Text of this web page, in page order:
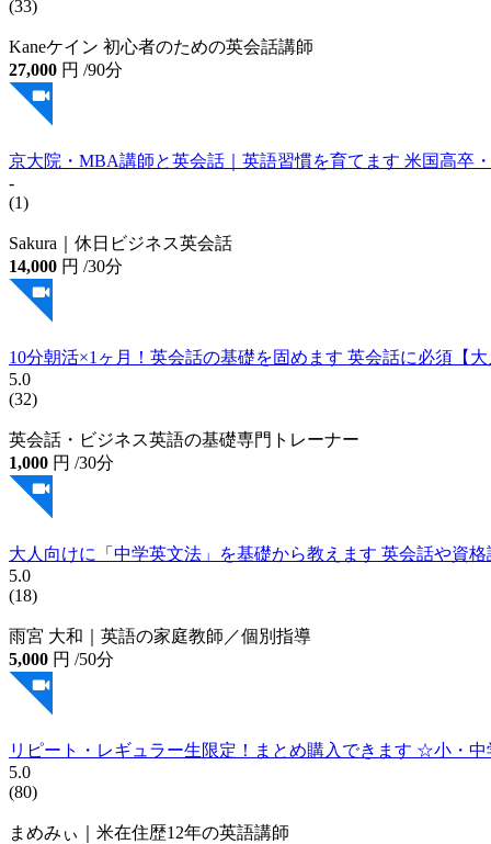
(33)
Kaneケイン 初心者のための英会話講師
27,000 円 /90分
京大院・MBA講師と英会話｜英語習慣を育てます 米国高卒
-
(1)
Sakura｜休日ビジネス英会話
14,000 円 /30分
10分朝活×1ヶ月！英会話の基礎を固めます 英会話に必須【
5.0
(32)
英会話・ビジネス英語の基礎専門トレーナー
1,000円
大人向けに「中学英文法」を基礎から教えます 英会話や資
5.0
雨宮 大和｜英語の家庭教師／個別指導
5,000円
リピート・レギュラー生限定！まとめ購入できます ☆小・
5.0